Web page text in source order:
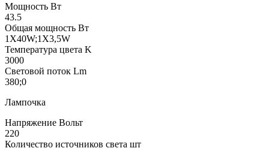
Мощность Вт
43.5
Общая мощность Вт
1X40W;1X3,5W
Температура цвета K
3000
Световой поток Lm
380;0
Лампочка
Напряжение Вольт
220
Количество источников света шт